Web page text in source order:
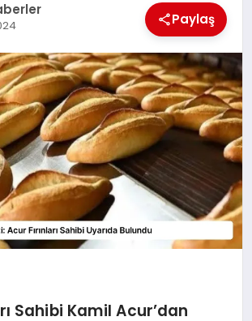
Paylaş
Sahibi Kamil Acur’dan